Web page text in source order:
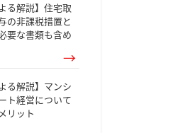
る解説】住宅取
の非課税措置と
要な書類も含め
る解説】マンシ
ト経営について
リット